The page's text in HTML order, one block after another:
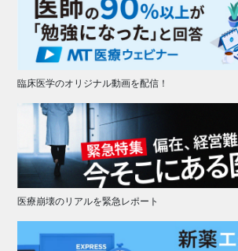
臨床医学のオリジナル動画を配信！
医療崩壊のリアルを緊急レポート